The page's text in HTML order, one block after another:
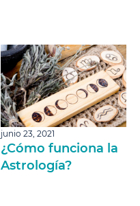
junio 23, 2021
¿Cómo funciona la
Astrología?